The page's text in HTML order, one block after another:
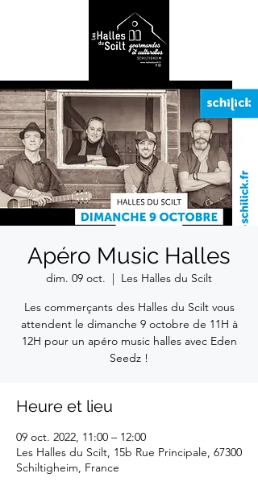
Apéro Music Halles
dim. 09 oct.
  |
Les Halles du Scilt
Les commerçants des Halles du Scilt vous
attendent le dimanche 9 octobre de 11H à
12H pour un apéro music halles avec Eden
Seedz !
Heure et lieu
09 oct. 2022, 11:00 – 12:00
Les Halles du Scilt, 15b Rue Principale, 67300
Schiltigheim, France